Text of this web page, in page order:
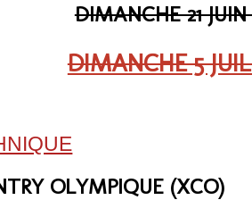
DIMANCHE 21
DIMANCHE 5
OLYMPIQUE (XCO)